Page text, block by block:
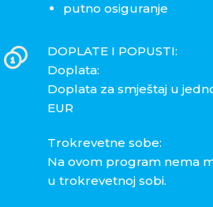
putno osiguranje
DOPLATE I POPUSTI:
Doplata:
Doplata za smještaj u
EUR
Trokrevetne sobe:
Na ovom program nema
u trokrevetnoj sobi.